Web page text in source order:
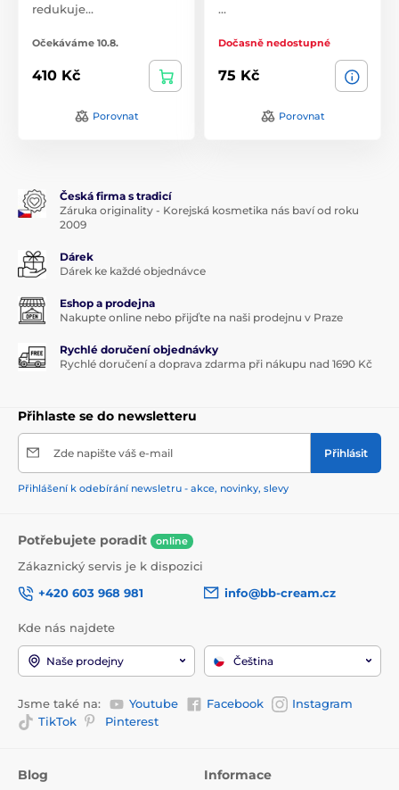
redukuje…
Očekáváme 10.8.
410 Kč
Porovnat
…
Dočasně nedostupné
75 Kč
Porovnat
Česká firma s tradicí
Záruka originality - Korejská kosmetika nás baví od roku
2009
Dárek
Dárek ke každé objednávce
Eshop a prodejna
Nakupte online nebo přijďte na naši prodejnu v Praze
Rychlé doručení objednávky
Rychlé doručení a doprava zdarma při nákupu nad 1690 Kč
Přihlaste se do newsletteru
Zde napište váš e-mail Přihlásit
Přihlášení k odebírání newsletru - akce, novinky, slevy
Potřebujete poradit online
Zákaznický servis je k dispozici
+420 603 968 981
info@bb-cream.cz
Kde nás najdete
Naše prodejny Čeština
Jsme také na: Youtube Facebook
Instagram
TikTok
Pinterest
Blog Informace